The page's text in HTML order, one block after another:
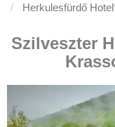
Herkulesfürdő
Szilveszter